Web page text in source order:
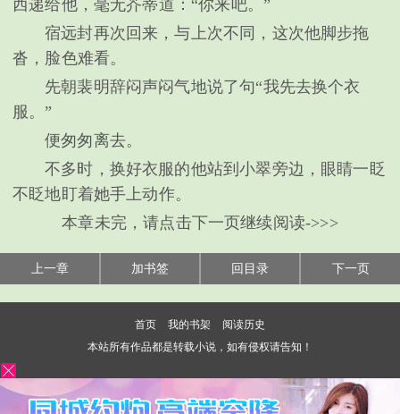
西递给他，毫无芥蒂道：“你来吧。”
宿远封再次回来，与上次不同，这次他脚步拖
沓，脸色难看。
先朝裴明辞闷声闷气地说了句“我先去换个衣
服。”
便匆匆离去。
不多时，换好衣服的他站到小翠旁边，眼睛一眨
不眨地盯着她手上动作。
本章未完，请点击下一页继续阅读->>>
上一章 加书签 回目录 下一页
首页 我的书架
阅读历史
本站所有作品都是转载小说，如有侵权请告知！